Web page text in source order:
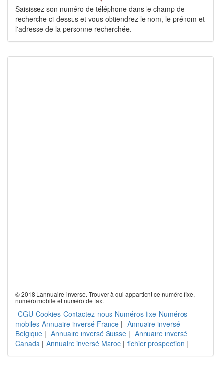
Saisissez son numéro de téléphone dans le champ de
recherche ci-dessus et vous obtiendrez le nom, le prénom et
l'adresse de la personne recherchée.
© 2018 Lannuaire-inverse. Trouver à qui appartient ce numéro fixe,
numéro mobile et numéro de fax.
CGU Cookies Contactez-nous Numéros fixe Numéros
mobiles Annuaire inversé France | Annuaire inversé
Belgique | Annuaire inversé Suisse | Annuaire inversé
Canada | Annuaire inversé Maroc | fichier prospection |